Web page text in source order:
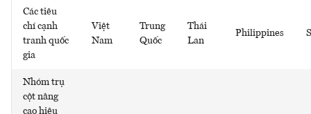
Các tiêu
chí cạnh
tranh quốc
gia
Việt
Nam
Trung
Quốc
Thái
Lan
Philippines
Nhóm trụ
cột nâng
cao hiệu